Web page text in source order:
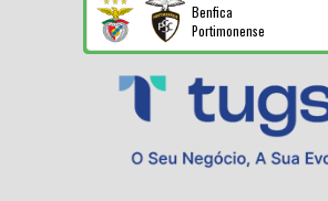
Benfica
Portimonense